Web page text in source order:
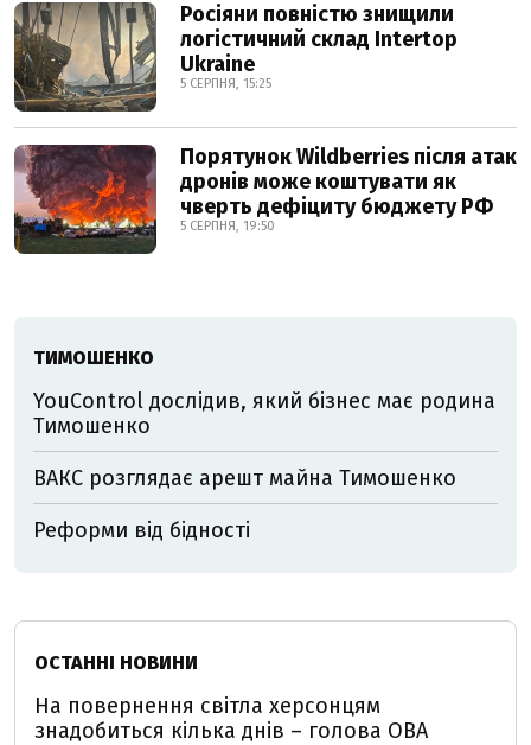
Росіяни повністю знищили
логістичний склад Intertop
Ukraine
5 СЕРПНЯ, 15:25
Порятунок Wildberries після атак
дронів може коштувати як
чверть дефіциту бюджету РФ
5 СЕРПНЯ, 19:50
ТИМОШЕНКО
YouControl дослідив, який бізнес має родина
Тимошенко
ВАКС розглядає арешт майна Тимошенко
Реформи від бідності
ОСТАННІ НОВИНИ
На повернення світла херсонцям
знадобиться кілька днів – голова ОВА